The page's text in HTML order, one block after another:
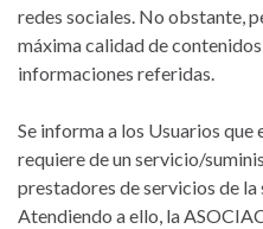
redes sociales. No obstante,
máxima calidad de
informaciones referidas.
Se informa a los Usuarios que
requiere de un servicio/
prestadores de servicios de
Atendiendo a ello, la